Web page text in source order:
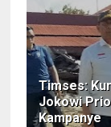
Timses:
Jokowi
Kampanye